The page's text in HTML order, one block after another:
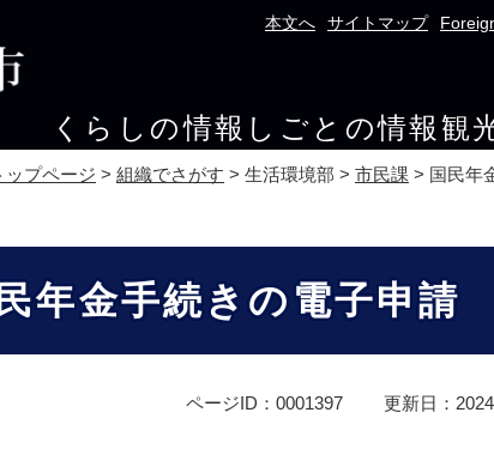
本文へ サイトマップ
くらしの情報 しごとの情報観
ップページ > 組織でさがす > 生活環境部 > 市民課 > 国民年
年金手続きの電子申請
ページID：0001397 更新日：